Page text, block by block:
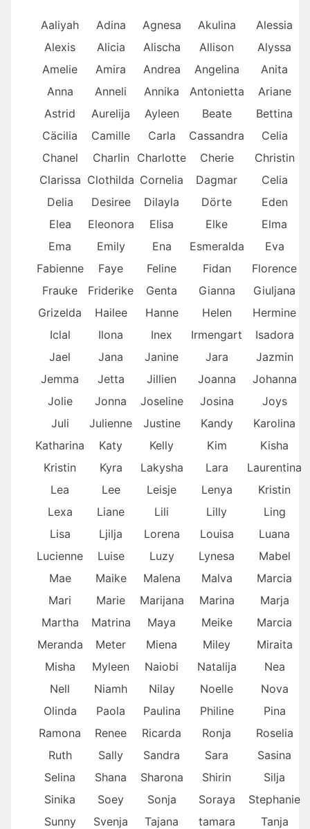
Aaliyah Adina Agnesa Akulina
Alessia
Alexis
Alicia Alischa Allison
Alyssa
Amelie
Amira Andrea Angelina
Anita
Anna
Anneli Annika Antonietta
Ariane
Astrid
Aurelija Ayleen Beate
Bettina
Cäcilia
Camille Carla Cassandra
Celia
Chanel
Charlin Charlotte Cherie
Christin
Clarissa Clothilda Cornelia Dagmar
Celia
Delia
Desiree Dilayla Dörte
Eden
Elea
Eleonora Elisa Elke
Elma
Ema
Emily Ena Esmeralda
Eva
Fabienne
Faye Feline Fidan
Florence
Frauke
Friderike Genta Gianna
Giuljana
Grizelda
Hailee Hanne Helen
Hermine
Iclal
Ilona Inex Irmengart
Isadora
Jael
Jana Janine Jara
Jazmin
Jemma
Jetta Jillien Joanna
Johanna
Jolie
Jonna Joseline Josina
Joys
Juli
Julienne Justine Kandy
Karolina
Katharina
Katy Kelly Kim
Kisha
Kristin
Kyra Lakysha Lara
Laurentina
Lea
Lee Leisje Lenya
Kristin
Lexa
Liane Lili Lilly
Ling
Lisa
Ljilja Lorena Louisa
Luana
Lucienne
Luise Luzy Lynesa
Mabel
Mae
Maike Malena Malva
Marcia
Mari
Marie Marijana Marina
Marja
Martha
Matrina Maya Meike
Marcia
Meranda
Meter Miena Miley
Miraita
Misha
Myleen Naiobi Natalija
Nea
Nell
Niamh Nilay Noelle
Nova
Olinda
Paola Paulina Philine
Pina
Ramona
Renee Ricarda Ronja
Roselia
Ruth
Sally Sandra Sara
Sasina
Selina
Shana Sharona Shirin
Silja
Sinika
Soey Sonja Soraya
Stephanie
Sunny
Svenja Tajana tamara
Tanja